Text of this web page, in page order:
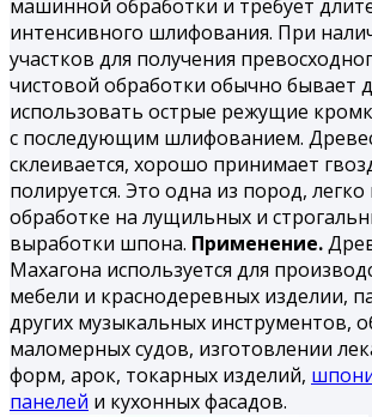
машинной обработки и требует
интенсивного шлифования. При
участков для получения
чистовой обработки обычно бывает
использовать острые режущие
с последующим шлифованием.
склеивается, хорошо принимает
полируется. Это одна из пород,
обработке на лущильных и
выработки шпона. Применение.
Махагона используется для
мебели и краснодеревных изделии,
других музыкальных инструментов,
маломерных судов, изготовлении
форм, арок, токарных изделий,
панелей и кухонных фасадов.